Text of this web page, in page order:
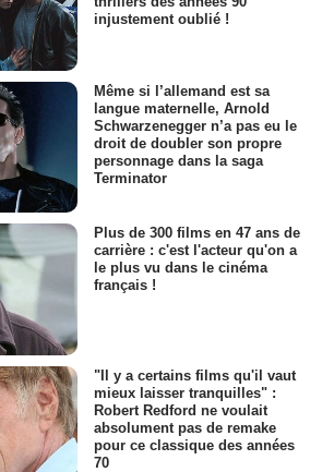
injustement oublié !
Même si l’allemand est sa
langue maternelle, Arnold
Schwarzenegger n’a pas eu le
droit de doubler son propre
personnage dans la saga
Terminator
Plus de 300 films en 47 ans de
carrière : c'est l'acteur qu'on a
le plus vu dans le cinéma
français !
"Il y a certains films qu'il vaut
mieux laisser tranquilles" :
Robert Redford ne voulait
absolument pas de remake
pour ce classique des années
70